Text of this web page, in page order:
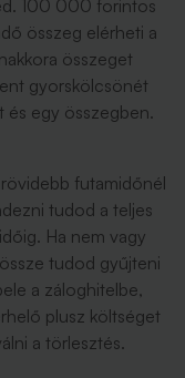
100 000 forintos
összeg elérheti a
összeget
gyorskölcsönét
és egy összegben.
futamidőnél
tudod a teljes
Ha nem vagy
tudod gyűjteni
a záloghitelbe,
plusz költséget
a törlesztés.